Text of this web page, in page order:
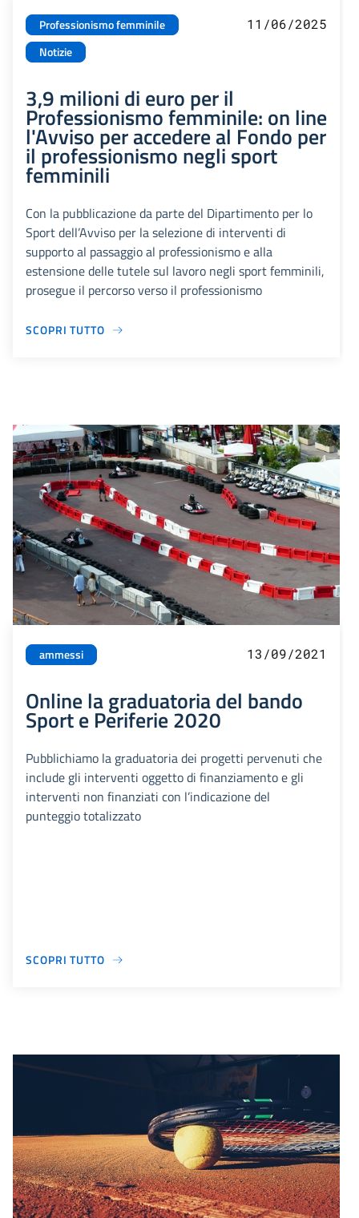
Professionismo femminile
Notizie
11/06/2025
3,9 milioni di euro per il
Professionismo femminile: on line
l'Avviso per accedere al Fondo per
il professionismo negli sport
femminili
Con la pubblicazione da parte del Dipartimento per lo
Sport dell’Avviso per la selezione di interventi di
supporto al passaggio al professionismo e alla
estensione delle tutele sul lavoro negli sport femminili,
prosegue il percorso verso il professionismo
SCOPRI TUTTO
ammessi 13/09/2021
Online la graduatoria del bando
Sport e Periferie 2020
Pubblichiamo la graduatoria dei progetti pervenuti che
include gli interventi oggetto di finanziamento e gli
interventi non finanziati con l’indicazione del
punteggio totalizzato
SCOPRI TUTTO